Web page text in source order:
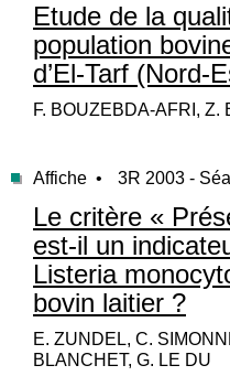
Etude de la
population
d’El-Tarf (Nord-
F. BOUZEBDA-AFRI, Z.
Affiche • 3R 2003 -
Le critère «
est-il un
Listeria
bovin laitier ?
E. ZUNDEL, C.
BLANCHET, G. LE DU